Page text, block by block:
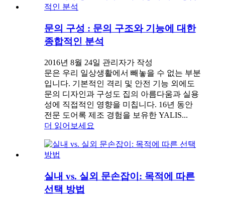
문의 구성 : 문의 구조와 기능에 대한
종합적인 분석
2016년 8월 24일 관리자가 작성
문은 우리 일상생활에서 빼놓을 수 없는 부분
입니다. 기본적인 격리 및 안전 기능 외에도
문의 디자인과 구성도 집의 아름다움과 실용
성에 직접적인 영향을 미칩니다. 16년 동안
전문 도어록 제조 경험을 보유한 YALIS...
더 읽어보세요
실내 vs. 실외 문손잡이: 목적에 따른
선택 방법